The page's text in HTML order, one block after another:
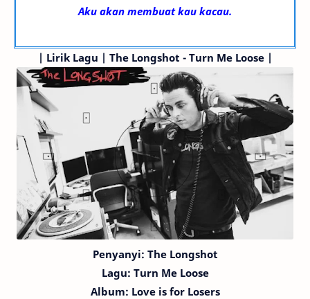
Aku akan membuat kau kacau.
| Lirik Lagu | The Longshot - Turn Me Loose |
Penyanyi: The Longshot
Lagu: Turn Me Loose
Album: Love is for Losers